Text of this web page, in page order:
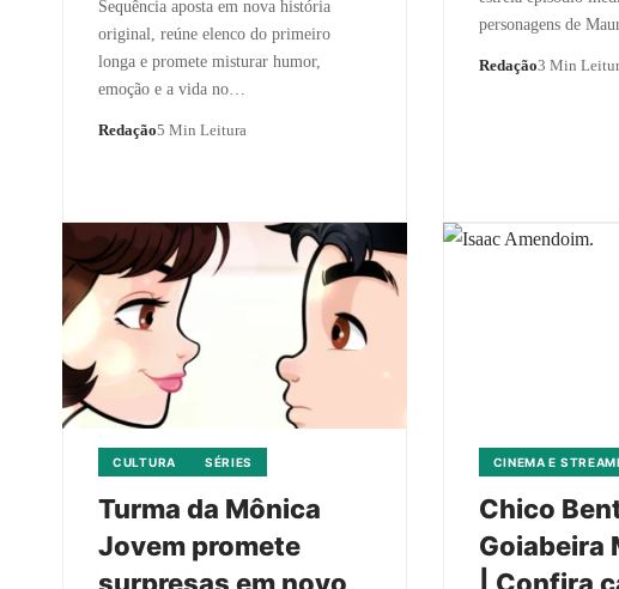
Sequência aposta em nova história
original, reúne elenco do primeiro
longa e promete misturar humor,
emoção e a vida no…
Redação5 Min Leitura
personagens de
Redação3 Min
CULTURA SÉRIES
Turma da Mônica
Jovem promete
CINEMA E
Chico
Goiabeira